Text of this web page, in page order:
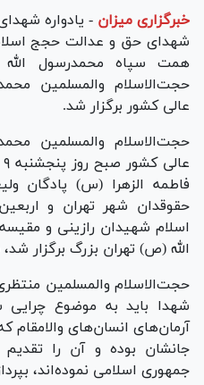
خبرگزاری میزان - یادواره
شهدای حق و عدالت حجج
همت سپاه محمدرسول
حجت‌الاسلام والمسلمین
عالی کشور برگزار شد.
حجت‌الاسلام والمسلمین
فاطمه الزهرا (س) پادگان
حقوقدان شهر تهران و
اسلام شهیدان رازینی و
الله (ص) تهران بزرگ برگزار
حجت‌الاسلام والمسلمین
شهدا باید به موضوع
آرمان‌های انسان‌های والامقام
جانشان بوده و آن را
جمهوری اسلامی نموده‌اند،